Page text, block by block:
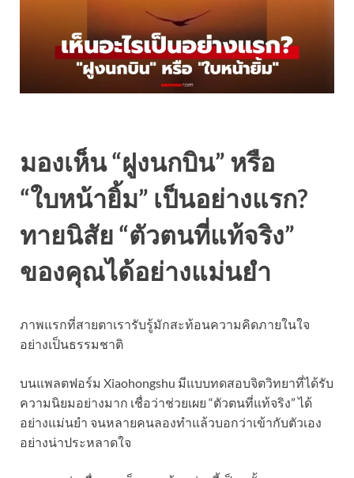
มองเห็น “ฝูงนกบิน” หรือ
“ใบหน้ายิ้ม” เป็นอย่างแรก?
ทายนิสัย “ตัวตนที่แท้จริง”
ของคุณได้อย่างแม่นยำ
ภาพแรกที่สายตาเรารับรู้มักสะท้อนความคิดภายในใจ
อย่างเป็นธรรมชาติ
บนแพลตฟอร์ม Xiaohongshu มีแบบทดสอบจิตวิทยาที่ได้รับ
ความนิยมอย่างมาก เชื่อว่าช่วยเผย “ตัวตนที่แท้จริง” ได้
อย่างแม่นยำ จนหลายคนลองทำแล้วบอกว่าเข้ากับตัวเอง
อย่างน่าประหลาดใจ